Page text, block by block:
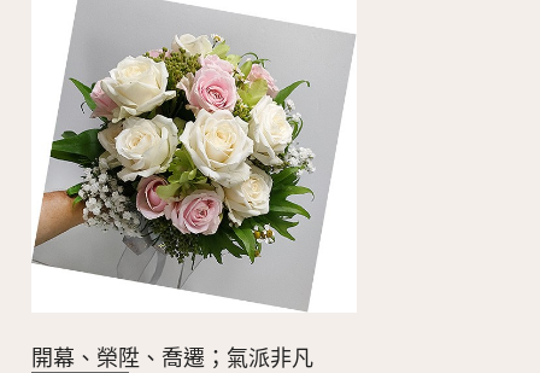
開幕、榮陞、喬遷；氣派非凡